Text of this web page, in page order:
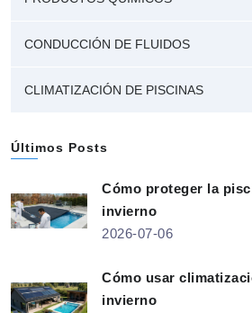
CONDUCCIÓN DE FLUIDOS
CLIMATIZACIÓN DE PISCINAS
Últimos Posts
Cómo proteger la
invierno
2026-07-06
Cómo usar
invierno